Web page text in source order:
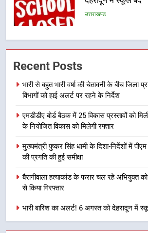
सीसीटीवी, ड्रोन और
बीच शिवभक्तों के लिए
का शुभारंभ
उत्तराखण्ड
8
सड़क सुरक्षा पर डीएम
प्रगति समीक्षा
उत्तराखण्ड
1
अलर्ट पर रहने के
Recent Posts
भारी से बहुत भारी वर्षा की चेतावनी के बीच जिला
विभागों को हाई अलर्ट पर रहने के निर्देश
एमडीडीए बोर्ड बैठक में 25 विकास प्रस्तावों को
के नियोजित विकास को मिलेगी रफ्तार
मुख्यमंत्री पुष्कर सिंह धामी के दिशा-निर्देशों में
की प्रगति की हुई समीक्षा
बैरागीवाला हत्याकांड के फरार चल रहे अभियुक्त को
से किया गिरफ्तार
भारी बारिश का अलर्ट! 6 अगस्त को देहरादून में